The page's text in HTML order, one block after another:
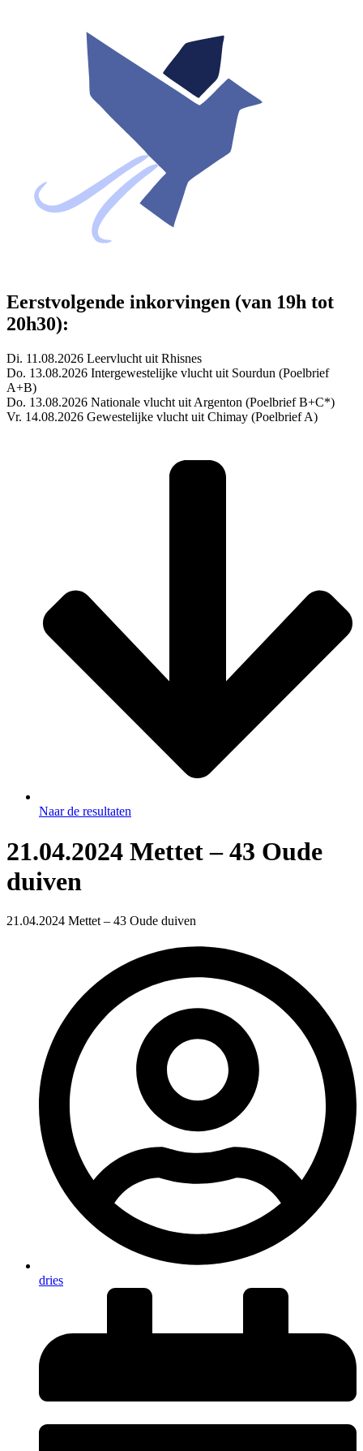
Eerstvolgende inkorvingen (van 19h tot
20h30):
Di. 11.08.2026 Leervlucht uit Rhisnes
Do. 13.08.2026 Intergewestelijke vlucht uit Sourdun (Poelbrief
A+B)
Do. 13.08.2026 Nationale vlucht uit Argenton (Poelbrief B+C*)
Vr. 14.08.2026 Gewestelijke vlucht uit Chimay (Poelbrief A)
Naar de resultaten
21.04.2024 Mettet – 43 Oude
duiven
21.04.2024 Mettet – 43 Oude duiven
dries